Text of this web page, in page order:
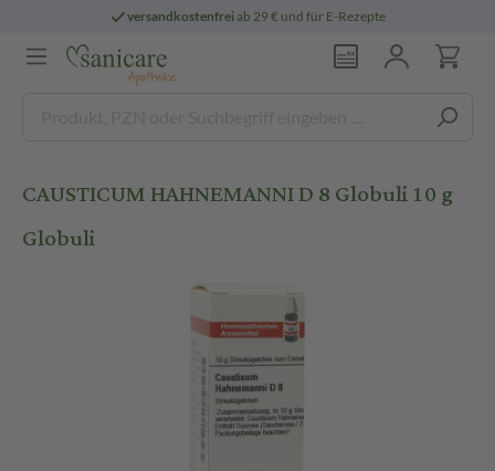
versandkostenfreiab 29 € und für E-Rezepte
CAUSTICUM HAHNEMANNI D 8 Globuli 10 g
Globuli